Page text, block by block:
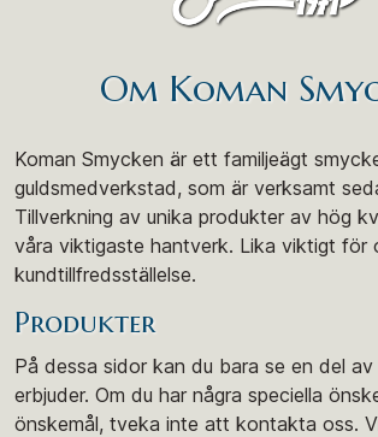
Om Koman
Koman Smycken är ett familjeägt
guldsmedverkstad, som är verksamt
Tillverkning av unika produkter av hög
våra viktigaste hantverk. Lika viktigt för
kundtillfredsställelse.
Produkter
På dessa sidor kan du bara se en del
erbjuder. Om du har några speciella
önskemål, tveka inte att kontakta oss.